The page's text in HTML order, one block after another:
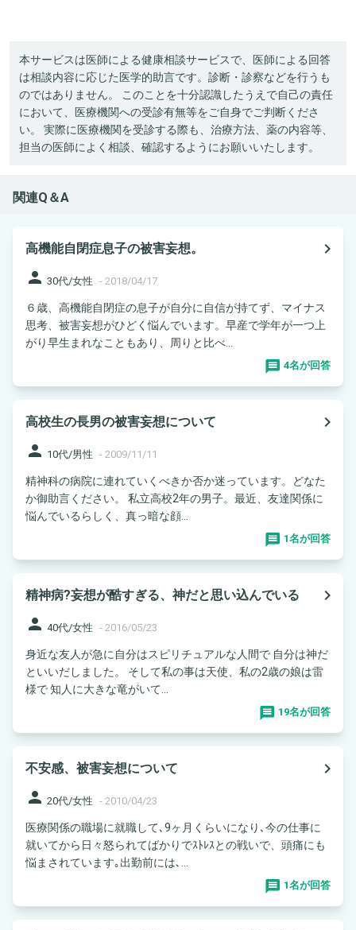
本サービスは医師による健康相談サービスで、医師による回答
は相談内容に応じた医学的助言です。診断・診察などを行うも
のではありません。 このことを十分認識したうえで自己の責任
において、医療機関への受診有無等をご自身でご判断くださ
い。 実際に医療機関を受診する際も、治療方法、薬の内容等、
担当の医師によく相談、確認するようにお願いいたします。
関連Q＆A
高機能自閉症息子の被害妄想。
navigate_next
person 30代/女性 - 2018/04/17
６歳、高機能自閉症の息子が自分に自信が持てず、マイナス
思考、被害妄想がひどく悩んでいます。早産で学年が一つ上
がり早生まれなこともあり、周りと比べ...
4名が回答
高校生の長男の被害妄想について
navigate_next
person 10代/男性 - 2009/11/11
精神科の病院に連れていくべきか否か迷っています。どなた
か御助言ください。 私立高校2年の男子。最近、友達関係に
悩んでいるらしく、真っ暗な顔...
1名が回答
精神病?妄想が酷すぎる、神だと思い込んでいる
navigate_next
person 40代/女性 - 2016/05/23
身近な友人が急に自分はスピリチュアルな人間で 自分は神だ
といいだしました。 そして私の事は天使、私の2歳の娘は雷
様で 知人に大きな竜がいて...
19名が回答
不安感、被害妄想について
navigate_next
person 20代/女性 - 2010/04/23
医療関係の職場に就職して､9ヶ月くらいになり､今の仕事に
就いてから日々怒られてばかりでｽﾄﾚｽとの戦いで、頭痛にも
悩まされています｡出勤前には､...
1名が回答